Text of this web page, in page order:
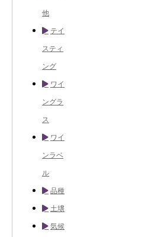
他
テイ
スティ
ング
ワイ
ングラ
ス
ワイ
ンラベ
ル
品種
土壌
気候